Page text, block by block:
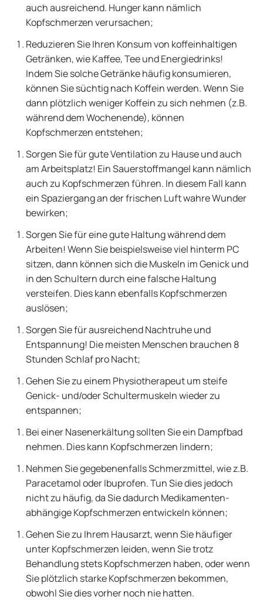
auch ausreichend. Hunger kann nämlich
Kopfschmerzen verursachen;
Reduzieren Sie Ihren Konsum von koffeinhaltigen
Getränken, wie Kaffee, Tee und Energiedrinks!
Indem Sie solche Getränke häufig konsumieren,
können Sie süchtig nach Koffein werden. Wenn Sie
dann plötzlich weniger Koffein zu sich nehmen (z.B.
während dem Wochenende), können
Kopfschmerzen entstehen;
Sorgen Sie für gute Ventilation zu Hause und auch
am Arbeitsplatz! Ein Sauerstoffmangel kann nämlich
auch zu Kopfschmerzen führen. In diesem Fall kann
ein Spaziergang an der frischen Luft wahre Wunder
bewirken;
Sorgen Sie für eine gute Haltung während dem
Arbeiten! Wenn Sie beispielsweise viel hinterm PC
sitzen, dann können sich die Muskeln im Genick und
in den Schultern durch eine falsche Haltung
versteifen. Dies kann ebenfalls Kopfschmerzen
auslösen;
Sorgen Sie für ausreichend Nachtruhe und
Entspannung! Die meisten Menschen brauchen 8
Stunden Schlaf pro Nacht;
Gehen Sie zu einem Physiotherapeut um steife
Genick- und/oder Schultermuskeln wieder zu
entspannen;
Bei einer Nasenerkältung sollten Sie ein Dampfbad
nehmen. Dies kann Kopfschmerzen lindern;
Nehmen Sie gegebenenfalls Schmerzmittel, wie z.B.
Paracetamol oder Ibuprofen. Tun Sie dies jedoch
nicht zu häufig, da Sie dadurch Medikamenten-
abhängige Kopfschmerzen entwickeln können;
Gehen Sie zu Ihrem Hausarzt, wenn Sie häufiger
unter Kopfschmerzen leiden, wenn Sie trotz
Behandlung stets Kopfschmerzen haben, oder wenn
Sie plötzlich starke Kopfschmerzen bekommen,
obwohl Sie dies vorher noch nie hatten.